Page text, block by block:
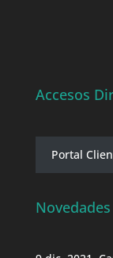
Accesos
Portal
Novedades